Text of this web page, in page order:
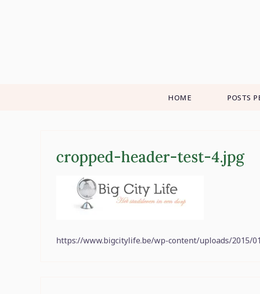
HOME POSTS
cropped-header-test-4.jpg
https://www.bigcitylife.be/wp-content/uploads/2015/